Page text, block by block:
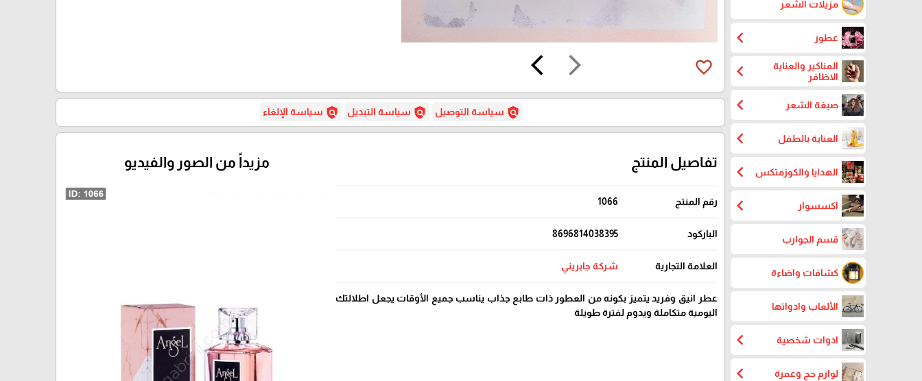
مزيلات الشعر
عطور chevron_left
المناكير والعناية
الاظافر
chevron_left
صبغة الشعر chevron_left
العناية بالطفل chevron_left
الهدايا والكوزمتكس chevron_left
اكسسوار chevron_left
قسم الجوارب
كشافات واضاءة
الألعاب وادواتها
ادوات شخصية chevron_left
لوازم حج وعمرة chevron_left
arrow_forward_ios
arrow_back_ios favorite_border
policy سياسة التوصيل policy سياسة التبديل policy سياسة الإلغاء
تفاصيل المنتج
رقم المنتج 1066
الباركود 8696814038395
العلامة التجارية شركة جابريني
عطر انيق وفريد يتميز بكونه من العطور ذات طابع جذاب يناسب جميع الأوقات يجعل اطلالتك
اليومية متكاملة ويدوم لفترة طويلة
مزيداً من الصور والفيديو